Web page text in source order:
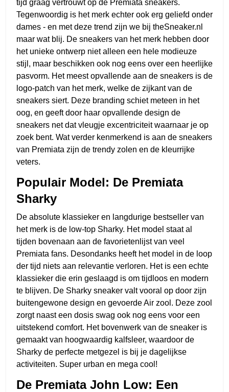
tijd graag vertrouwt op de Premiata sneakers.
Tegenwoordig is het merk echter ook erg geliefd onder
dames - en met deze trend zijn we bij theSneaker.nl
maar wat blij. De sneakers van het merk hebben door
het unieke ontwerp niet alleen een hele modieuze
stijl, maar beschikken ook nog eens over een heerlijke
pasvorm. Het meest opvallende aan de sneakers is de
logo-patch van het merk, welke de zijkant van de
sneakers siert. Deze branding schiet meteen in het
oog, en geeft door haar opvallende design de
sneakers net dat vleugje excentriciteit waarnaar je op
zoek bent. Wat verder kenmerkend is aan de sneakers
van Premiata zijn de trendy zolen en de kleurrijke
veters.
Populair Model: De Premiata
Sharky
De absolute klassieker en langdurige bestseller van
het merk is de low-top Sharky. Het model staat al
tijden bovenaan aan de favorietenlijst van veel
Premiata fans. Desondanks heeft het model in de loop
der tijd niets aan relevantie verloren. Het is een echte
klassieker die erin geslaagd is om tijdloos en modern
te blijven. De Sharky sneaker valt vooral op door zijn
buitengewone design en gevoerde Air zool. Deze zool
zorgt naast een dosis swag ook nog eens voor een
uitstekend comfort. Het bovenwerk van de sneaker is
gemaakt van hoogwaardig kalfsleer, waardoor de
Sharky de perfecte metgezel is bij je dagelijkse
activiteiten. Super urban en mega cool!
De Premiata John Low: Een